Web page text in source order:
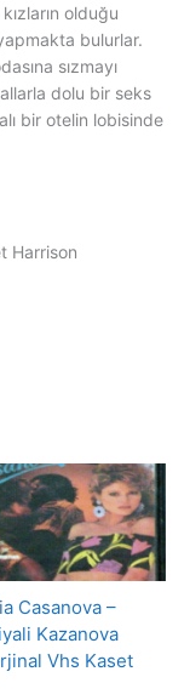
olduğu
bulurlar.
sızmayı
dolu bir seks
bir otelin lobisinde
Harrison
Casanova –
Kazanova
Vhs Kaset